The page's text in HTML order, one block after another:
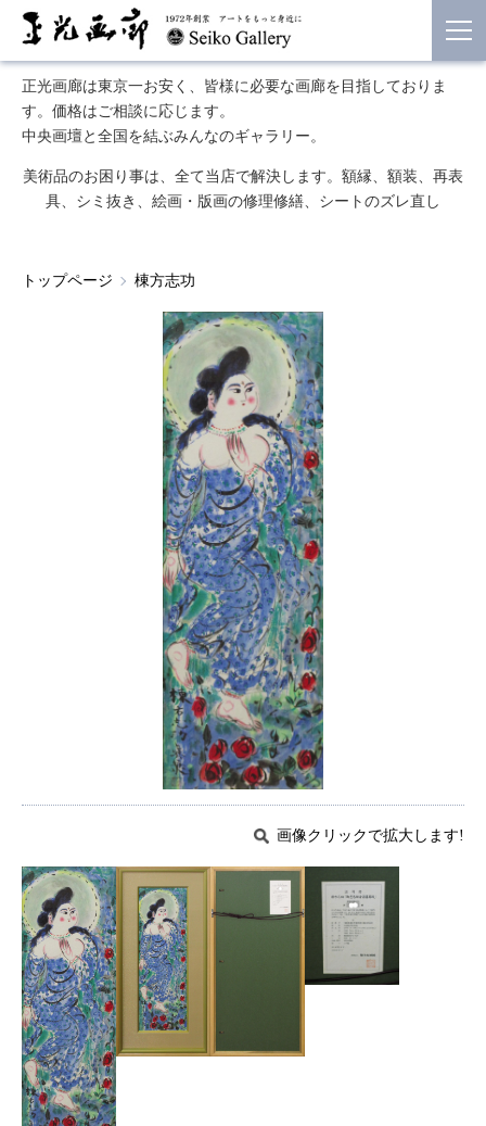
正光画廊は東京一お安く、皆様に必要な画廊を目指しておりま
す。価格はご相談に応じます。
中央画壇と全国を結ぶみんなのギャラリー。
美術品のお困り事は、全て当店で解決します。額縁、額装、再表
具、シミ抜き、絵画・版画の修理修繕、シートのズレ直し
トップページ 棟方志功
画像クリックで拡大します!